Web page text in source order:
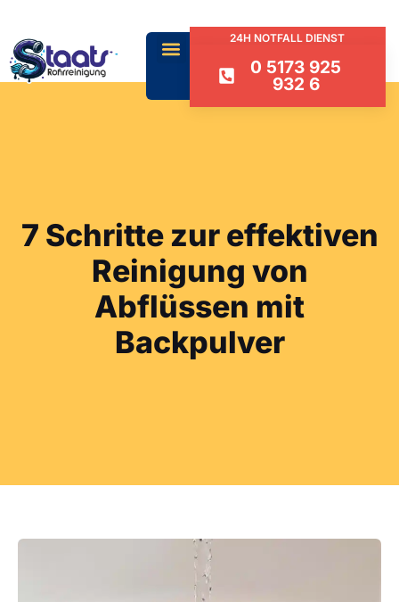
24H NOTFALL DIENST
0 5173 925
932 6
7 Schritte zur effektiven
Reinigung von
Abflüssen mit
Backpulver